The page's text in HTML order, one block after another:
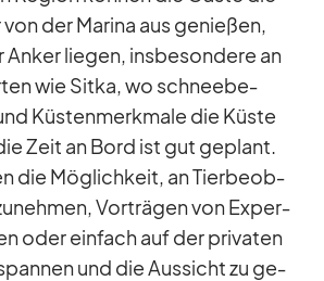
von der Ma­rina aus ge­nie­ßen,
An­ker lie­gen, ins­be­son­dere an
wie Sitka, wo schnee­be­
Küs­ten­merk­male die Küste
Zeit an Bord ist gut ge­plant.
die Mög­lich­keit, an Tier­be­ob­
Vor­trä­gen von Ex­per­
oder ein­fach auf der pri­va­ten
und die Aus­sicht zu ge­